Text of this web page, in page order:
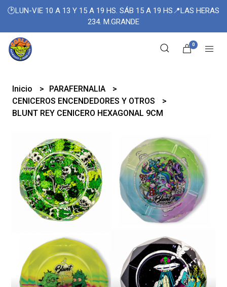
🕑LUN-VIE 10 A 13 Y 15 A 19 HS. SÁB 15 A 19 HS📍LAS HERAS
234. M.GRANDE
0
Inicio
PARAFERNALIA
CENICEROS ENCENDEDORES Y OTROS
BLUNT REY CENICERO HEXAGONAL 9CM